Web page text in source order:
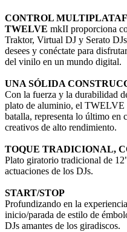
CONTROL
TWELVE mkII proporciona
Traktor, Virtual DJ y Serato
desees y conéctate para
del vinilo en un mundo digital.
UNA SÓLIDA
Con la fuerza y la durabilidad
plato de aluminio, el TWELVE
batalla, representa lo último en
creativos de alto rendimiento.
TOQUE TRADICIONAL,
Plato giratorio tradicional de
actuaciones de los DJs.
START/STOP
Profundizando en la
inicio/parada de estilo de
DJs amantes de los giradiscos.